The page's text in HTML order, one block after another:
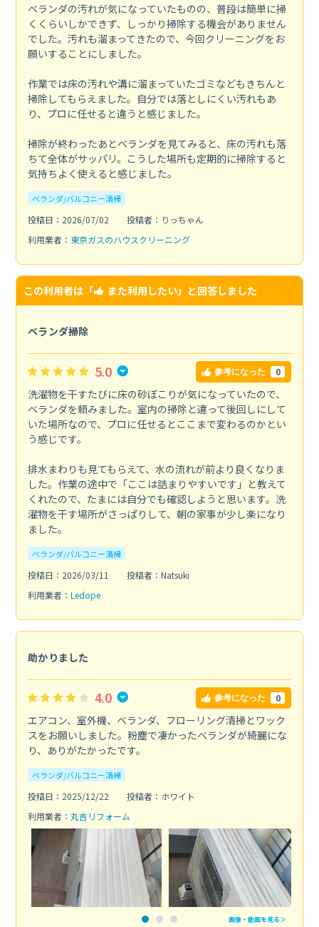
ベランダの汚れが気になっていたものの、普段は簡単に掃
くくらいしかできず、しっかり掃除する機会がありません
でした。汚れも溜まってきたので、今回クリーニングをお
願いすることにしました。
作業では床の汚れや溝に溜まっていたゴミなどもきちんと
掃除してもらえました。自分では落としにくい汚れもあ
り、プロに任せると違うと感じました。
掃除が終わったあとベランダを見てみると、床の汚れも落
ちて全体がサッパリ。こうした場所も定期的に掃除すると
気持ちよく使えると感じました。
ベランダ/バルコニー清掃
投稿日：2026/07/02
投稿者：りっちゃん
利用業者： 東京ガスのハウスクリーニング
この利用者は「 また利用したい」と回答しました
ベランダ掃除
5.0 参考になった 0
洗濯物を干すたびに床の砂ぼこりが気になっていたので、
ベランダを頼みました。室内の掃除と違って後回しにして
いた場所なので、プロに任せるとここまで変わるのかとい
う感じです。
排水まわりも見てもらえて、水の流れが前より良くなりま
した。作業の途中で「ここは詰まりやすいです」と教えて
くれたので、たまには自分でも確認しようと思います。洗
濯物を干す場所がさっぱりして、朝の家事が少し楽になり
ました。
ベランダ/バルコニー清掃
投稿日：2026/03/11
投稿者：Natsuki
利用業者： Ledope
助かりました
4.0 参考になった 0
エアコン、室外機、ベランダ、フローリング清掃とワック
スをお願いしました。粉塵で凄かったベランダが綺麗にな
り、ありがたかったです。
ベランダ/バルコニー清掃
投稿日：2025/12/22
投稿者：ホワイト
利用業者： 丸吉リフォーム
画像・動画を見る＞